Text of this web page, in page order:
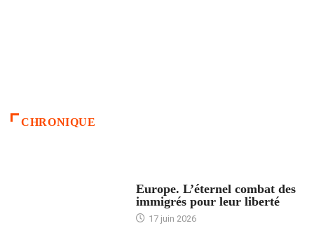
CHRONIQUE
Europe. L’éternel combat des
immigrés pour leur liberté
17 juin 2026